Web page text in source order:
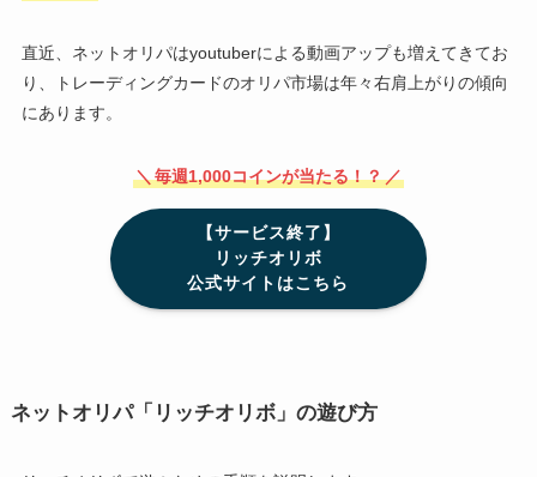
直近、ネットオリパはyoutuberによる動画アップも増えてきてお
り、トレーディングカードのオリパ市場は年々右肩上がりの傾向
にあります。
＼毎週1,000コインが当たる！？／
【サービス終了】
リッチオリボ
公式サイトはこちら
ネットオリパ「リッチオリボ」の遊び方